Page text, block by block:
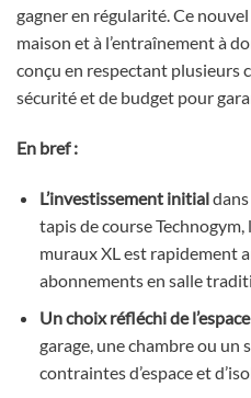
gagner en régularité. Ce
maison et à l’entraînement à
conçu en respectant plusieurs
sécurité et de budget pour
En bref :
L’investissement initialdans
tapis de course
muraux XL est rapidement
abonnements en salle
Un choix réfléchi de l’espace
garage, une chambre ou un
contraintes d’espace et